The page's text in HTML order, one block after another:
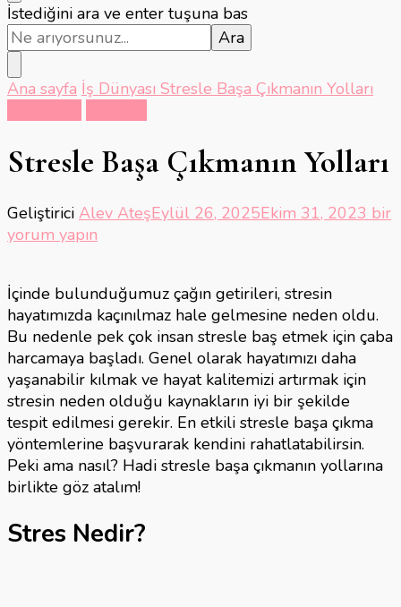
Bir
şey
mi
arıyorsunuz?
İstediğini ara ve enter tuşuna bas
Ana sayfa İş Dünyası Stresle Başa Çıkmanın Yolları
Stresle Başa Çıkmanın Yolları
Geliştirici Alev AteşEylül 26, 2025Ekim 31, 2023 bir
yorum yapın
İçinde bulunduğumuz çağın getirileri, stresin
hayatımızda kaçınılmaz hale gelmesine neden oldu.
Bu nedenle pek çok insan stresle baş etmek için çaba
harcamaya başladı. Genel olarak hayatımızı daha
yaşanabilir kılmak ve hayat kalitemizi artırmak için
stresin neden olduğu kaynakların iyi bir şekilde
tespit edilmesi gerekir. En etkili stresle başa çıkma
yöntemlerine başvurarak kendini rahatlatabilirsin.
Peki ama nasıl? Hadi stresle başa çıkmanın yollarına
birlikte göz atalım!
Stres Nedir?